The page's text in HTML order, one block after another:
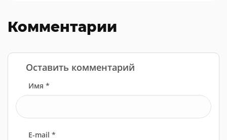
Комментарии
Оставить комментарий
Имя *
E-mail *